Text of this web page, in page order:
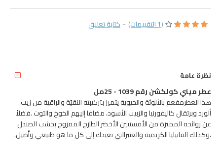
(1 التقييمات) - كتابة تعليق
نظرة عامة
عطر ميني كولكشن رقم 1039 - 25مل
هذا العطرمفعم بالأنوثة والحيوية يتميز بتركيبته النقيّة والراقية من زيت
ألورد وبرتقال كاليفورنيا والزبيب الأسود، مضافا إليهم الخوخ والتوت .فضلاً
عن روائحه المميزة من الأفسنتين الأخضر الطازج الممزوج بخشب الصندل
،وكذلك الفانيليا الكريمية والعنبرالتي تعيدك إلى كل ما هو طبيعي وأصيل.